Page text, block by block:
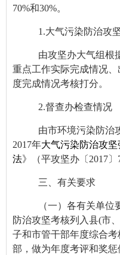
70%和30%。
1.大气污染防治攻
由攻坚办大气组根
重点工作实际完成情况
度完成情况考核打分。
2.督查办检查情况
由市环境污染防治
2017年大气污染防治攻
法》（平攻坚办〔2017〕
三、有关要求
（一）各有关单位
防治攻坚考核列入县(市
子和市管干部年度综合考
部，做为年度考评和奖惩